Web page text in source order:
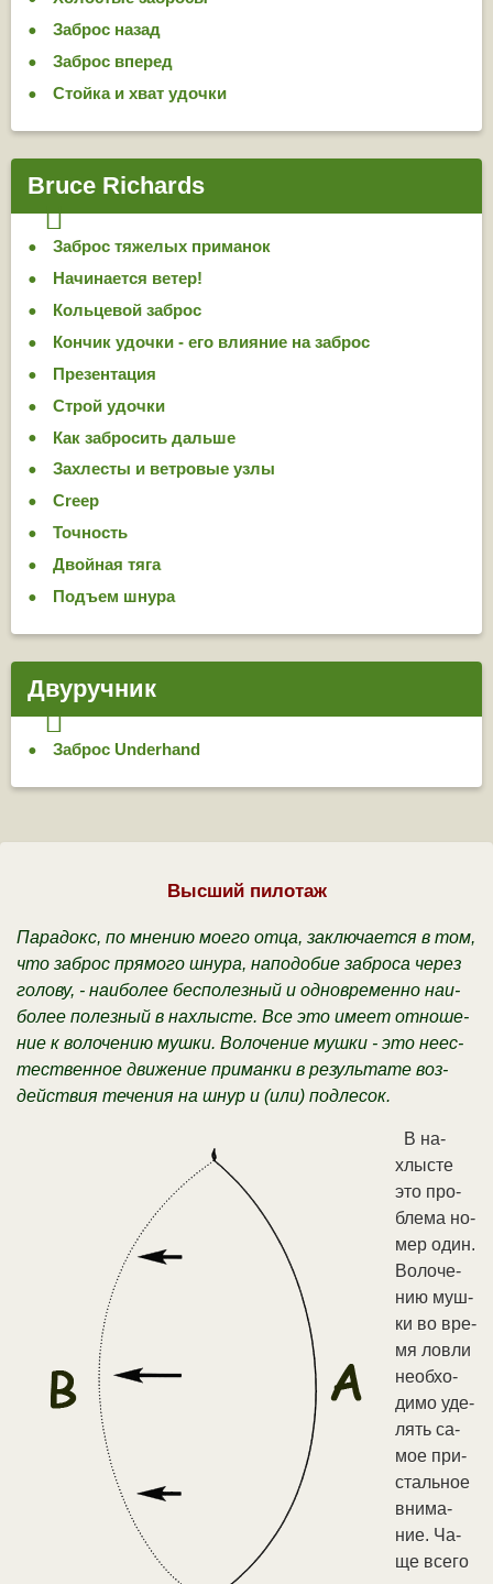
Заброс назад
Заброс вперед
Стойка и хват удочки
Bruce Richards
Заброс тяжелых приманок
Начинается ветер!
Кольцевой заброс
Кончик удочки - его влияние на заброс
Презентация
Строй удочки
Как забросить дальше
Захлесты и ветровые узлы
Creep
Точность
Двойная тяга
Подъем шнура
Двуручник
Заброс Underhand
Высший пилотаж
Па­ра­докс, по мне­нию мое­го от­ца, за­клю­ча­ет­ся в том,
что за­брос пря­мо­го шну­ра, на­по­до­бие за­бро­са че­рез
го­ло­ву, - наи­бо­лее бес­по­лез­ный и од­но­вре­мен­но наи­
бо­лее по­лез­ный в на­хлы­сте. Все это име­ет от­но­ше­
ние к во­ло­че­нию муш­ки. Во­ло­че­ние муш­ки - это не­ес­
те­ст­вен­ное дви­же­ние при­ман­ки в ре­зуль­та­те воз­
дей­ст­вия те­че­ния на шнур и (или) под­ле­сок.
В на­
хлы­сте
это про­
бле­ма но­
мер один.
Во­ло­че­
нию муш­
ки во вре­
мя лов­ли
не­об­хо­
ди­мо уде­
лять са­
мое при­
сталь­ное
вни­ма­
ние. Ча­
ще все­го